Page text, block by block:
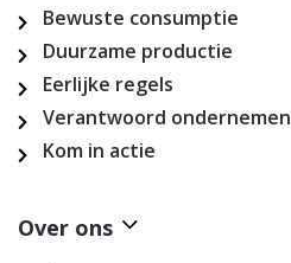
Bewuste consumptie
Duurzame productie
Eerlijke regels
Verantwoord ondernemen
Kom in actie
Over ons